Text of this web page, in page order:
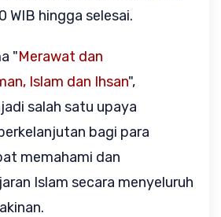
WIB hingga selesai.
"Merawat dan
Islam dan Ihsan",
salah satu upaya
bagi para
memahami dan
Islam secara menyeluruh